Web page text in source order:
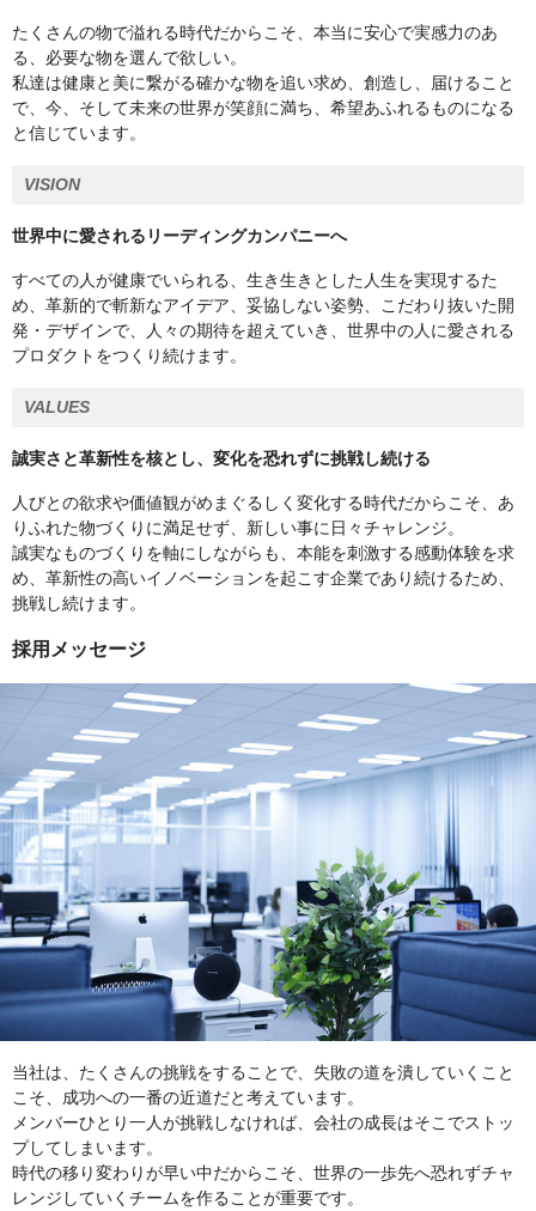
たくさんの物で溢れる時代だからこそ、本当に安心で実感力のあ
る、必要な物を選んで欲しい。
私達は健康と美に繋がる確かな物を追い求め、創造し、届けること
で、今、そして未来の世界が笑顔に満ち、希望あふれるものになる
と信じています。
VISION
世界中に愛されるリーディングカンパニーへ
すべての人が健康でいられる、生き生きとした人生を実現するた
め、革新的で斬新なアイデア、妥協しない姿勢、こだわり抜いた開
発・デザインで、人々の期待を超えていき、世界中の人に愛される
プロダクトをつくり続けます。
VALUES
誠実さと革新性を核とし、変化を恐れずに挑戦し続ける
人びとの欲求や価値観がめまぐるしく変化する時代だからこそ、あ
りふれた物づくりに満足せず、新しい事に日々チャレンジ。
誠実なものづくりを軸にしながらも、本能を刺激する感動体験を求
め、革新性の高いイノベーションを起こす企業であり続けるため、
挑戦し続けます。
採用メッセージ
当社は、たくさんの挑戦をすることで、失敗の道を潰していくこと
こそ、成功への一番の近道だと考えています。
メンバーひとり一人が挑戦しなければ、会社の成長はそこでストッ
プしてしまいます。
時代の移り変わりが早い中だからこそ、世界の一歩先へ恐れずチャ
レンジしていくチームを作ることが重要です。